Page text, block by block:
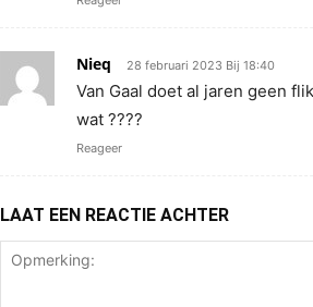
Nieq 28 februari 2023 Bij 18:40
Van Gaal doet al jaren geen
wat ????
Reageer
LAAT EEN REACTIE ACHTER